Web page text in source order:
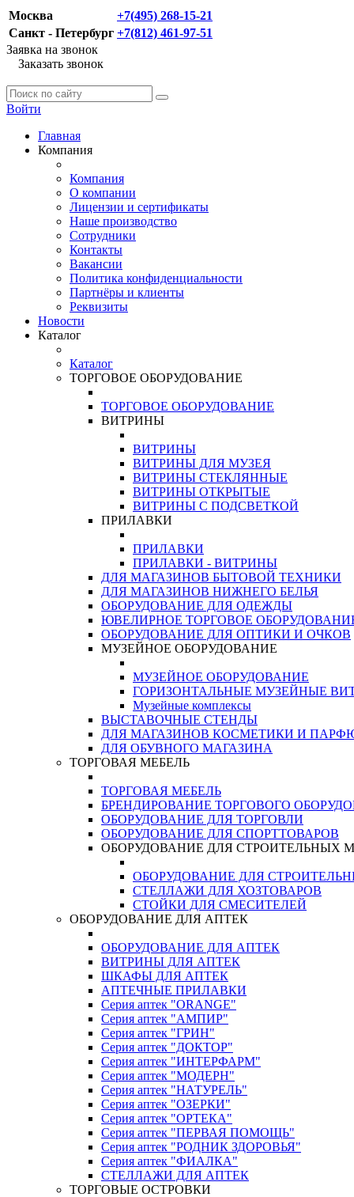
Москва
+7(495) 268-15-21
Санкт - Петербург +7(812) 461-97-51
Заявка на звонок
Заказать звонок
Войти
Главная
Компания
Компания
О компании
Лицензии и сертификаты
Наше производство
Сотрудники
Контакты
Вакансии
Политика конфиденциальности
Партнёры и клиенты
Реквизиты
Новости
Каталог
Каталог
ТОРГОВОЕ ОБОРУДОВАНИЕ
ТОРГОВОЕ ОБОРУДОВАНИЕ
ВИТРИНЫ
ВИТРИНЫ
ВИТРИНЫ ДЛЯ МУЗЕЯ
ВИТРИНЫ СТЕКЛЯННЫЕ
ВИТРИНЫ ОТКРЫТЫЕ
ВИТРИНЫ С ПОДСВЕТКОЙ
ПРИЛАВКИ
ПРИЛАВКИ
ПРИЛАВКИ - ВИТРИНЫ
ДЛЯ МАГАЗИНОВ БЫТОВОЙ ТЕХНИКИ
ДЛЯ МАГАЗИНОВ НИЖНЕГО БЕЛЬЯ
ОБОРУДОВАНИЕ ДЛЯ ОДЕЖДЫ
ЮВЕЛИРНОЕ ТОРГОВОЕ
ОБОРУДОВАНИЕ ДЛЯ ОПТИКИ И ОЧКОВ
МУЗЕЙНОЕ ОБОРУДОВАНИЕ
МУЗЕЙНОЕ ОБОРУДОВАНИЕ
ГОРИЗОНТАЛЬНЫЕ МУЗЕЙНЫЕ
Музейные комплексы
ВЫСТАВОЧНЫЕ СТЕНДЫ
ДЛЯ МАГАЗИНОВ КОСМЕТИКИ И
ДЛЯ ОБУВНОГО МАГАЗИНА
ТОРГОВАЯ МЕБЕЛЬ
ТОРГОВАЯ МЕБЕЛЬ
БРЕНДИРОВАНИЕ ТОРГОВОГО
ОБОРУДОВАНИЕ ДЛЯ ТОРГОВЛИ
ОБОРУДОВАНИЕ ДЛЯ СПОРТТОВАРОВ
ОБОРУДОВАНИЕ ДЛЯ СТРОИТЕЛЬНЫХ
ОБОРУДОВАНИЕ ДЛЯ
СТЕЛЛАЖИ ДЛЯ ХОЗТОВАРОВ
СТОЙКИ ДЛЯ СМЕСИТЕЛЕЙ
ОБОРУДОВАНИЕ ДЛЯ АПТЕК
ОБОРУДОВАНИЕ ДЛЯ АПТЕК
ВИТРИНЫ ДЛЯ АПТЕК
ШКАФЫ ДЛЯ АПТЕК
АПТЕЧНЫЕ ПРИЛАВКИ
Серия аптек "ORANGE"
Серия аптек "АМПИР"
Серия аптек "ГРИН"
Серия аптек "ДОКТОР"
Серия аптек "ИНТЕРФАРМ"
Серия аптек "МОДЕРН"
Серия аптек "НАТУРЕЛЬ"
Серия аптек "ОЗЕРКИ"
Серия аптек "ОРТЕКА"
Серия аптек "ПЕРВАЯ ПОМОЩЬ"
Серия аптек "РОДНИК ЗДОРОВЬЯ"
Серия аптек "ФИАЛКА"
СТЕЛЛАЖИ ДЛЯ АПТЕК
ТОРГОВЫЕ ОСТРОВКИ